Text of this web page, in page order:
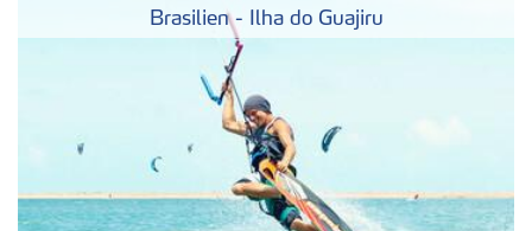
Brasilien - Ilha do Guajiru